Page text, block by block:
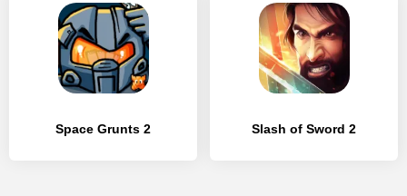
Space Grunts 2 Slash of Sword 2